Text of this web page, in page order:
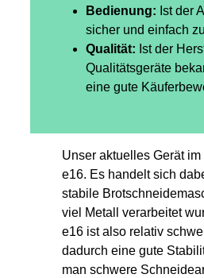
Bedienung: Ist der
sicher und einfach
Qualität: Ist der
Qualitätsgeräte
eine gute
Unser aktuelles Gerät im
e16. Es handelt sich
stabile
viel Metall verarbeitet
e16 ist also relativ
dadurch eine gute
man schwere